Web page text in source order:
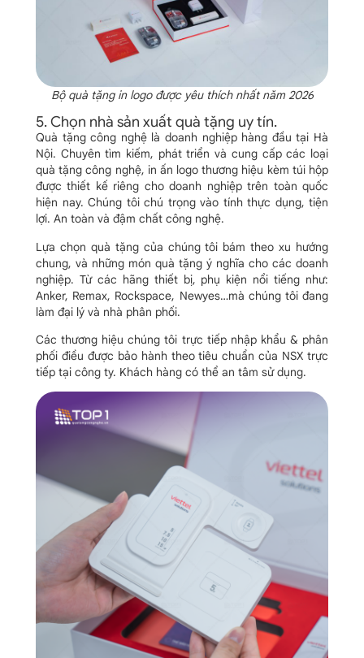
Bộ quà tặng in logo được yêu thích nhất năm 2026
5. Chọn nhà sản xuất quà tặng uy tín.
Quà tặng công nghệ là doanh nghiệp hàng đầu tại Hà
Nội. Chuyên tìm kiếm, phát triển và cung cấp các loại
quà tặng công nghệ, in ấn logo thương hiệu kèm túi hộp
được thiết kế riêng cho doanh nghiệp trên toàn quốc
hiện nay. Chúng tôi chú trọng vào tính thực dụng, tiện
lợi. An toàn và đậm chất công nghệ.
Lựa chọn quà tặng của chúng tôi bám theo xu hướng
chung, và những món quà tặng ý nghĩa cho các doanh
nghiệp. Từ các hãng thiết bị, phụ kiện nổi tiếng như:
Anker, Remax, Rockspace, Newyes…mà chúng tôi đang
làm đại lý và nhà phân phối.
Các thương hiệu chúng tôi trực tiếp nhập khẩu & phân
phối điều được bảo hành theo tiêu chuẩn của NSX trực
tiếp tại công ty. Khách hàng có thể an tâm sử dụng.